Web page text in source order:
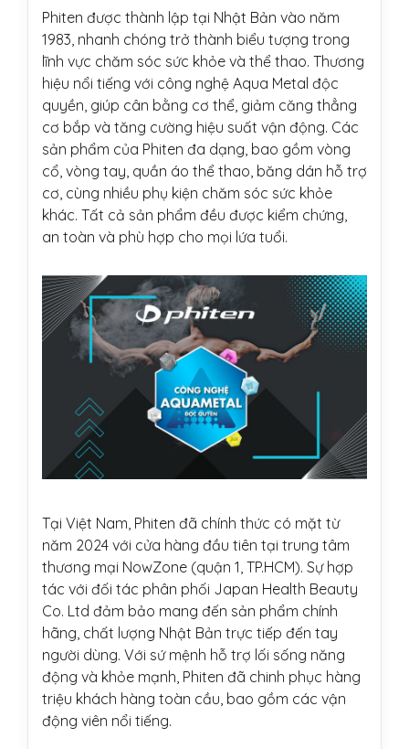
Phiten được thành lập tại Nhật Bản vào năm
1983, nhanh chóng trở thành biểu tượng trong
lĩnh vực chăm sóc sức khỏe và thể thao. Thương
hiệu nổi tiếng với công nghệ Aqua Metal độc
quyền, giúp cân bằng cơ thể, giảm căng thẳng
cơ bắp và tăng cường hiệu suất vận động. Các
sản phẩm của Phiten đa dạng, bao gồm vòng
cổ, vòng tay, quần áo thể thao, băng dán hỗ trợ
cơ, cùng nhiều phụ kiện chăm sóc sức khỏe
khác. Tất cả sản phẩm đều được kiểm chứng,
an toàn và phù hợp cho mọi lứa tuổi.
Tại Việt Nam, Phiten đã chính thức có mặt từ
năm 2024 với cửa hàng đầu tiên tại trung tâm
thương mại NowZone (quận 1, TP.HCM). Sự hợp
tác với đối tác phân phối Japan Health Beauty
Co. Ltd đảm bảo mang đến sản phẩm chính
hãng, chất lượng Nhật Bản trực tiếp đến tay
người dùng. Với sứ mệnh hỗ trợ lối sống năng
động và khỏe mạnh, Phiten đã chinh phục hàng
triệu khách hàng toàn cầu, bao gồm các vận
động viên nổi tiếng.